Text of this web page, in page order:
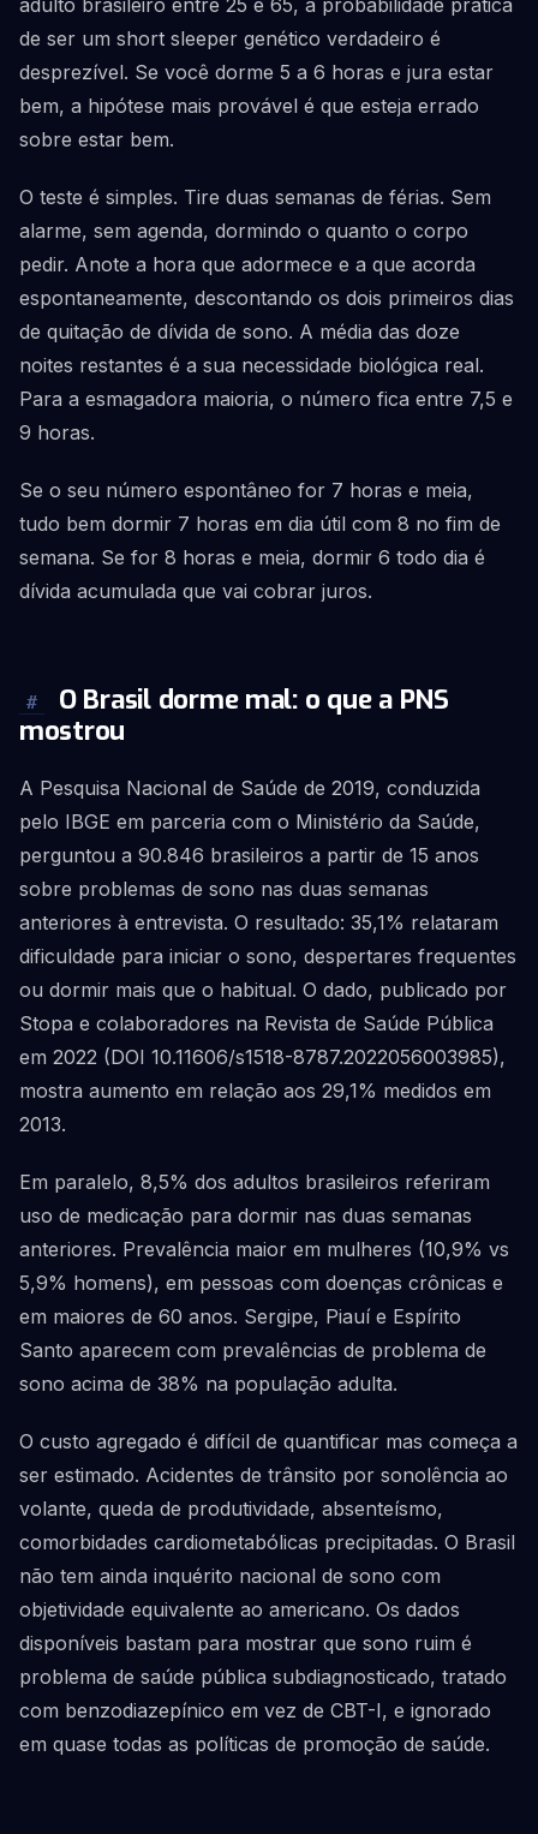
adulto brasileiro entre 25 e 65, a probabilidade prática
de ser um short sleeper genético verdadeiro é
desprezível. Se você dorme 5 a 6 horas e jura estar
bem, a hipótese mais provável é que esteja errado
sobre estar bem.
O teste é simples. Tire duas semanas de férias. Sem
alarme, sem agenda, dormindo o quanto o corpo
pedir. Anote a hora que adormece e a que acorda
espontaneamente, descontando os dois primeiros dias
de quitação de dívida de sono. A média das doze
noites restantes é a sua necessidade biológica real.
Para a esmagadora maioria, o número fica entre 7,5 e
9 horas.
Se o seu número espontâneo for 7 horas e meia,
tudo bem dormir 7 horas em dia útil com 8 no fim de
semana. Se for 8 horas e meia, dormir 6 todo dia é
dívida acumulada que vai cobrar juros.
#
O Brasil dorme mal: o que a PNS
mostrou
A Pesquisa Nacional de Saúde de 2019, conduzida
pelo IBGE em parceria com o Ministério da Saúde,
perguntou a 90.846 brasileiros a partir de 15 anos
sobre problemas de sono nas duas semanas
anteriores à entrevista. O resultado: 35,1% relataram
dificuldade para iniciar o sono, despertares frequentes
ou dormir mais que o habitual. O dado, publicado por
Stopa e colaboradores na Revista de Saúde Pública
em 2022 (DOI 10.11606/s1518-8787.2022056003985),
mostra aumento em relação aos 29,1% medidos em
2013.
Em paralelo, 8,5% dos adultos brasileiros referiram
uso de medicação para dormir nas duas semanas
anteriores. Prevalência maior em mulheres (10,9% vs
5,9% homens), em pessoas com doenças crônicas e
em maiores de 60 anos. Sergipe, Piauí e Espírito
Santo aparecem com prevalências de problema de
sono acima de 38% na população adulta.
O custo agregado é difícil de quantificar mas começa a
ser estimado. Acidentes de trânsito por sonolência ao
volante, queda de produtividade, absenteísmo,
comorbidades cardiometabólicas precipitadas. O Brasil
não tem ainda inquérito nacional de sono com
objetividade equivalente ao americano. Os dados
disponíveis bastam para mostrar que sono ruim é
problema de saúde pública subdiagnosticado, tratado
com benzodiazepínico em vez de CBT-I, e ignorado
em quase todas as políticas de promoção de saúde.